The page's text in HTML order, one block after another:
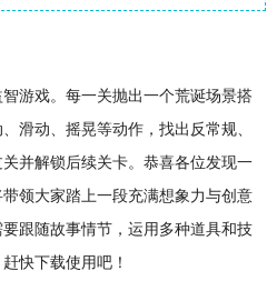
游戏。每一关抛出一个荒诞场景搭
滑动、摇晃等动作 ，找出反常规、
并解锁后续关卡。恭喜各位发现一
领大家踏上一段充满想象力与创意
跟随故事情节，运用多种道具和技
快下载使用吧！